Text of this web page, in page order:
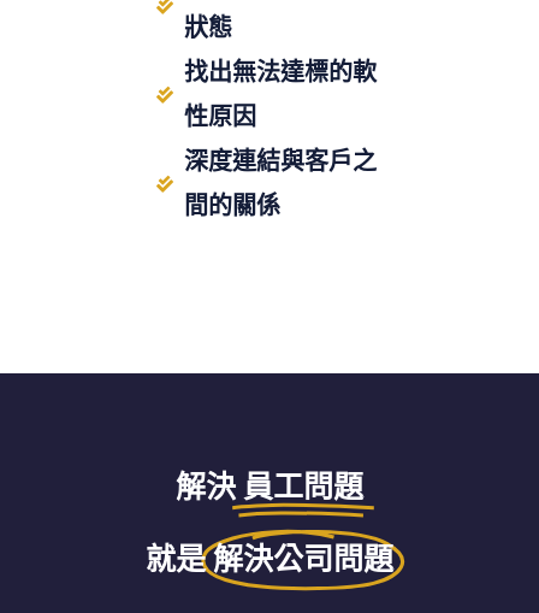
狀態
找出無法達標的軟
性原因
深度連結與客戶之
間的關係
解決 員工問題
就是 解決公司問題